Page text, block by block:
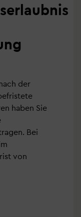
der
haben Sie
Bei
von